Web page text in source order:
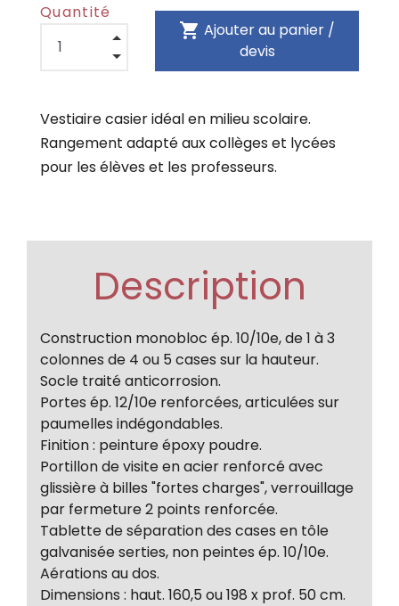
Quantité
shopping_cart Ajouter au panier /
devis
Vestiaire casier idéal en milieu scolaire.
Rangement adapté aux collèges et lycées
pour les élèves et les professeurs.
Description
Construction monobloc ép. 10/10e, de 1 à 3
colonnes de 4 ou 5 cases sur la hauteur.
Socle traité anticorrosion.
Portes ép. 12/10e renforcées, articulées sur
paumelles indégondables.
Finition : peinture époxy poudre.
Portillon de visite en acier renforcé avec
glissière à billes "fortes charges", verrouillage
par fermeture 2 points renforcée.
Tablette de séparation des cases en tôle
galvanisée serties, non peintes ép. 10/10e.
Aérations au dos.
Dimensions : haut. 160,5 ou 198 x prof. 50 cm.